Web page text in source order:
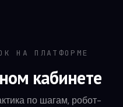
НА ПЛАТФОРМЕ
кабинете
по шагам, робот-